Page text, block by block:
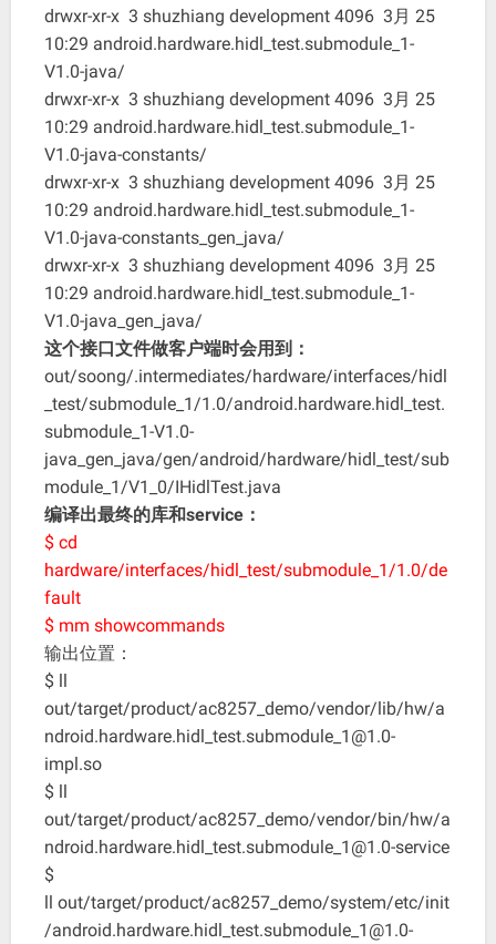
drwxr-xr-x 3 shuzhiang development 4096 3月 25
10:29 android.hardware.hidl_test.submodule_1-
V1.0-java/
drwxr-xr-x 3 shuzhiang development 4096 3月 25
10:29 android.hardware.hidl_test.submodule_1-
V1.0-java-constants/
drwxr-xr-x 3 shuzhiang development 4096 3月 25
10:29 android.hardware.hidl_test.submodule_1-
V1.0-java-constants_gen_java/
drwxr-xr-x 3 shuzhiang development 4096 3月 25
10:29 android.hardware.hidl_test.submodule_1-
V1.0-java_gen_java/
这个接口文件做客户端时会用到：
out/soong/.intermediates/hardware/interfaces/hidl
_test/submodule_1/1.0/android.hardware.hidl_test.
submodule_1-V1.0-
java_gen_java/gen/android/hardware/hidl_test/sub
module_1/V1_0/IHidlTest.java
编译出最终的库和service：
$ cd
hardware/interfaces/hidl_test/submodule_1/1.0/de
fault
$ mm showcommands
输出位置：
$ ll
out/target/product/ac8257_demo/vendor/lib/hw/a
ndroid.hardware.hidl_test.submodule_1@1.0-
impl.so
$ ll
out/target/product/ac8257_demo/vendor/bin/hw/a
ndroid.hardware.hidl_test.submodule_1@1.0-service
$
ll out/target/product/ac8257_demo/system/etc/init
/android.hardware.hidl_test.submodule_1@1.0-